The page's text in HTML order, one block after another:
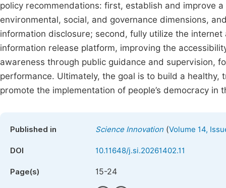
policy recommendations: first, establish and improve
environmental, social, and governance dimensions,
information disclosure; second, fully utilize the
information release platform, improving the
awareness through public guidance and supervision,
performance. Ultimately, the goal is to build a
promote the implementation of people’s democracy
Published in Science Innovation (Volume 14,
DOI 10.11648/j.si.20261402.11
Page(s) 15-24